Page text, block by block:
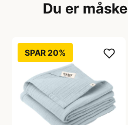
Du er
SPAR 20%